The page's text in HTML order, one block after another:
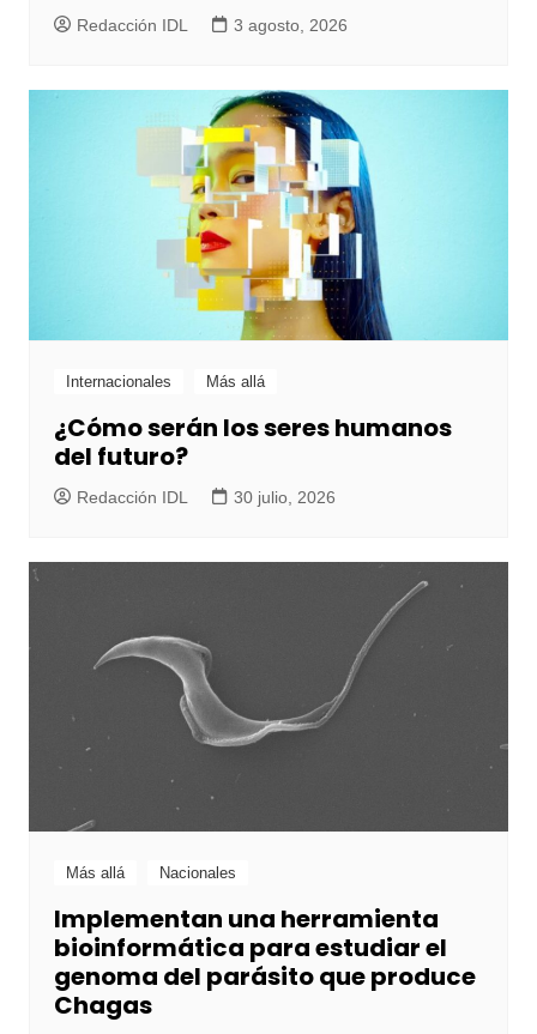
Redacción IDL 3 agosto, 2026
Internacionales Más allá
¿Cómo serán los seres humanos
del futuro?
Redacción IDL 30 julio, 2026
Más allá Nacionales
Implementan una herramienta
bioinformática para estudiar el
genoma del parásito que produce
Chagas